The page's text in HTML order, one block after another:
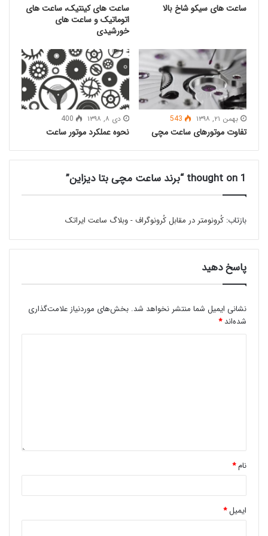
مچی بتا دیزاینگردیده است.ساعت های سیکو شاخ بالا
ساعت های کینتیک، ساعت های
اتوماتیک و ساعت های
خورشیدی
بهمن ۲۱, ۱۳۹۸ 543
تفاوت موتورهای ساعت مچی
دی ۸, ۱۳۹۸ 400
نحوه عملکرد موتور ساعت
1 thought on “برند ساعت مچی بتا دیزاین”
بازتاب: کُرونومتر در مقابل کُرونوگراف - وبلاگ ساعت ایراتک
پاسخ دهید
نشانی ایمیل شما منتشر نخواهد شد. بخش‌های موردنیاز علامت‌گذاری
شده‌اند*
نام*
ایمیل*